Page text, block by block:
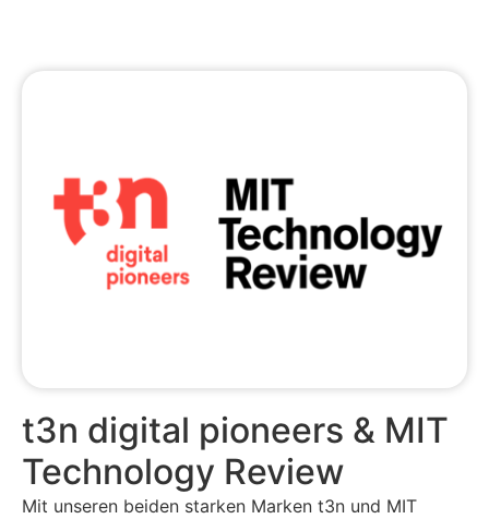
t3n digital pioneers & MIT
Technology Review
Mit unseren beiden starken Marken t3n und MIT